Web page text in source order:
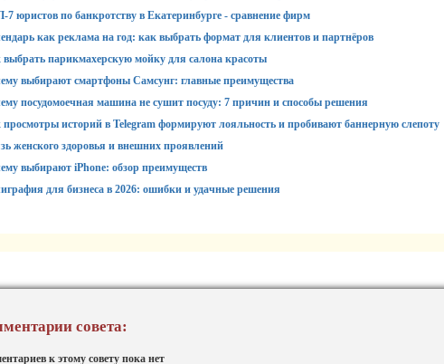
юристов по банкротству в Екатеринбурге - сравнение фирм
как реклама на год: как выбрать формат для клиентов и партнёров
парикмахерскую мойку для салона красоты
выбирают смартфоны Самсунг: главные преимущества
посудомоечная машина не сушит посуду: 7 причин и способы решения
историй в Telegram формируют лояльность и пробивают баннерную слепоту
женского здоровья и внешних проявлений
выбирают iPhone: обзор преимуществ
для бизнеса в 2026: ошибки и удачные решения
совета:
к этому совету пока нет